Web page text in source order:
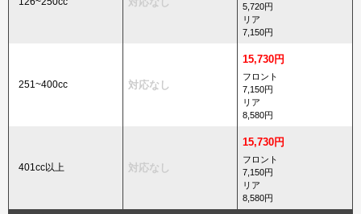
5,720円
リア
7,150円
251~400cc 対応なし
15,730円
フロント
7,150円
リア
8,580円
401cc以上 対応なし
15,730円
フロント
7,150円
リア
8,580円